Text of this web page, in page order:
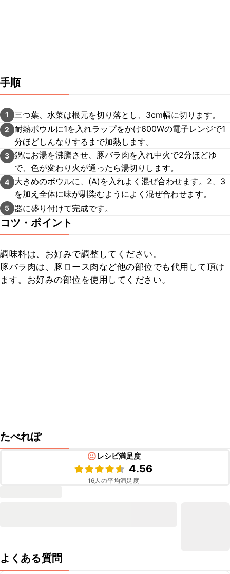
手順
1 三つ葉、水菜は根元を切り落とし、3cm幅に切ります。
2
耐熱ボウルに1を入れラップをかけ600Wの電子レンジで1
分ほどしんなりするまで加熱します。
3 鍋にお湯を沸騰させ、豚バラ肉を入れ中火で2分ほどゆ
で、色が変わり火が通ったら湯切りします。
4
大きめのボウルに、(A)を入れよく混ぜ合わせます。2、3
を加え全体に味が馴染むようによく混ぜ合わせます。
5 器に盛り付けて完成です。
コツ・ポイント
調味料は、お好みで調整してください。
豚バラ肉は、豚ロース肉など他の部位でも代用して頂け
ます。お好みの部位を使用してください。
たべれぽ
レシピ満足度
4.56
16人の平均満足度
よくある質問